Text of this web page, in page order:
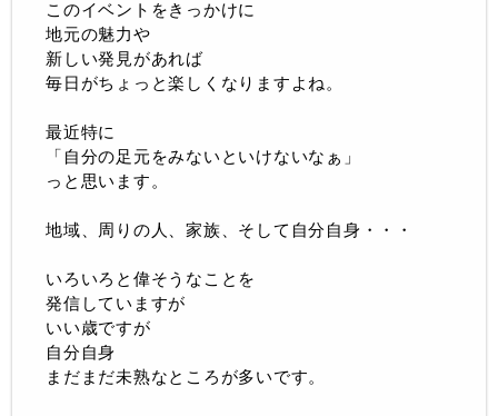
このイベントをきっかけに
地元の魅力や
新しい発見があれば
毎日がちょっと楽しくなりますよね。
最近特に
「自分の足元をみないといけないなぁ」
っと思います。
地域、周りの人、家族、そして自分自身・・・
いろいろと偉そうなことを
発信していますが
いい歳ですが
自分自身
まだまだ未熟なところが多いです。